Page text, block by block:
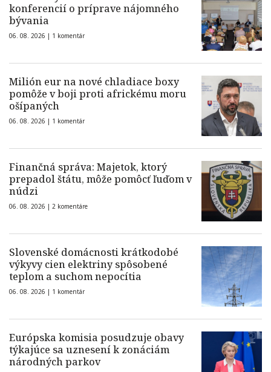
konferencií o príprave nájomného
bývania
06. 08. 2026 | 1 komentár
Milión eur na nové chladiace boxy
pomôže v boji proti africkému moru
ošípaných
06. 08. 2026 | 1 komentár
Finančná správa: Majetok, ktorý
prepadol štátu, môže pomôcť ľuďom v
núdzi
06. 08. 2026 | 2 komentáre
Slovenské domácnosti krátkodobé
výkyvy cien elektriny spôsobené
teplom a suchom nepocítia
06. 08. 2026 | 1 komentár
Európska komisia posudzuje obavy
týkajúce sa uznesení k zonáciám
národných parkov